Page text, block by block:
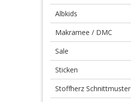
Albkids
Makramee / DMC
Sale
Sticken
Stoffherz Schnittmuster